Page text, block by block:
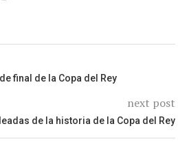
final de la Copa del Rey
next post
de la historia de la Copa del Rey